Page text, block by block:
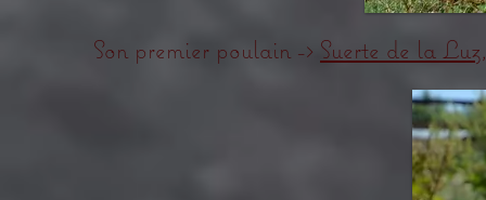
Son premier poulain -> Suerte de la Luz